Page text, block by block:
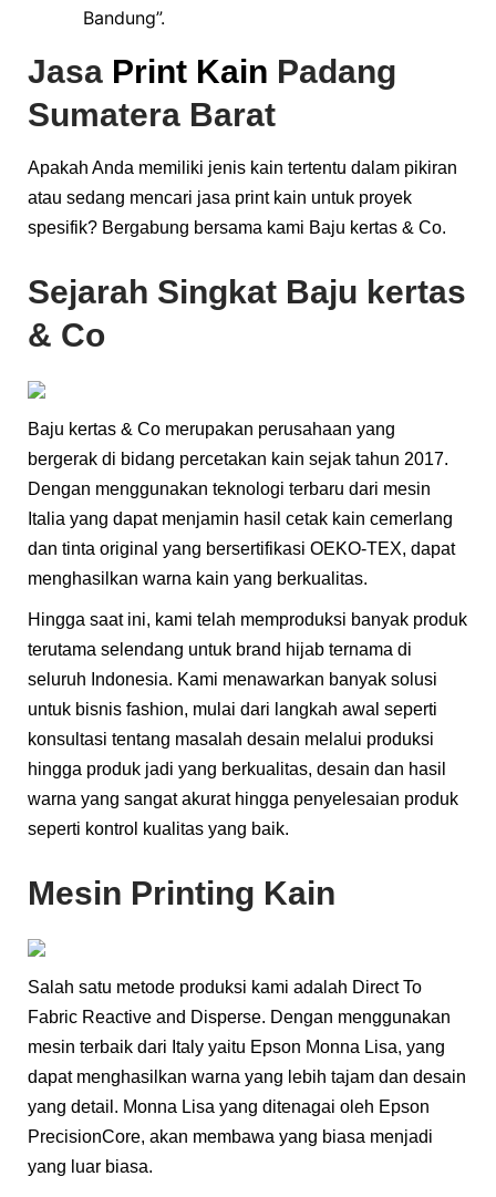
Bandung”.
Jasa Print Kain Padang
Sumatera Barat
Apakah Anda memiliki jenis kain tertentu dalam pikiran
atau sedang mencari jasa print kain untuk proyek
spesifik? Bergabung bersama kami Baju kertas & Co.
Sejarah Singkat Baju kertas
& Co
Baju kertas & Co merupakan perusahaan yang
bergerak di bidang percetakan kain sejak tahun 2017.
Dengan menggunakan teknologi terbaru dari mesin
Italia yang dapat menjamin hasil cetak kain cemerlang
dan tinta original yang bersertifikasi OEKO-TEX, dapat
menghasilkan warna kain yang berkualitas.
Hingga saat ini, kami telah memproduksi banyak produk
terutama selendang untuk brand hijab ternama di
seluruh Indonesia. Kami menawarkan banyak solusi
untuk bisnis fashion, mulai dari langkah awal seperti
konsultasi tentang masalah desain melalui produksi
hingga produk jadi yang berkualitas, desain dan hasil
warna yang sangat akurat hingga penyelesaian produk
seperti kontrol kualitas yang baik.
Mesin Printing Kain
Salah satu metode produksi kami adalah Direct To
Fabric Reactive and Disperse. Dengan menggunakan
mesin terbaik dari Italy yaitu Epson Monna Lisa, yang
dapat menghasilkan warna yang lebih tajam dan desain
yang detail. Monna Lisa yang ditenagai oleh Epson
PrecisionCore, akan membawa yang biasa menjadi
yang luar biasa.